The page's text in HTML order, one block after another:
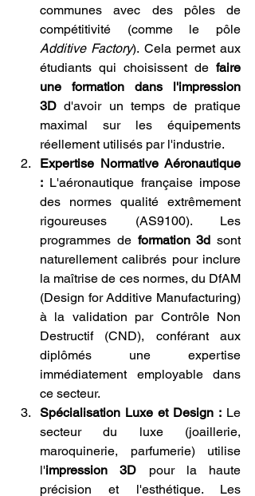
communes avec des pôles de
Additive Factory). Cela permet aux
étudiants qui choisissent de faire
une formation dans l'impression
3D d'avoir un temps de pratique
maximal sur les équipements
réellement utilisés par l'industrie.
Expertise Normative Aéronautique
: L'aéronautique française impose
des normes qualité extrêmement
rigoureuses (AS9100). Les
programmes de formation 3d sont
naturellement calibrés pour inclure
la maîtrise de ces normes, du DfAM
(Design for Additive Manufacturing)
à la validation par Contrôle Non
Destructif (CND), conférant aux
diplômés une expertise
immédiatement employable dans
ce secteur.
Spécialisation Luxe et Design : Le
secteur du luxe (joaillerie,
maroquinerie, parfumerie) utilise
l'impression 3D pour la haute
précision et l'esthétique. Les